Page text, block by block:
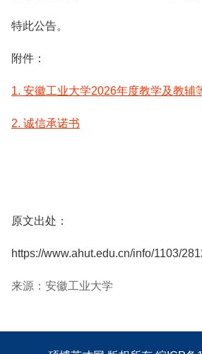
特此公告。
附件：
1. 安徽工业大学2026年度教学及教辅
2. 诚信承诺书
原文出处：
https://www.ahut.edu.cn/info/1103/
来源：安徽工业大学